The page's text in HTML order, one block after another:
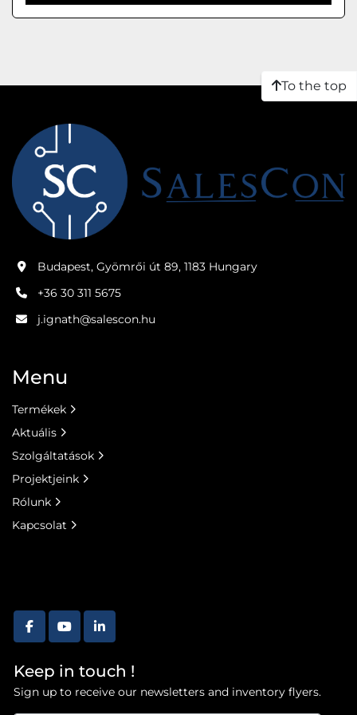
To the top
facebookyoutubelinkedin
Keep in touch !
Sign up to receive our newsletters and inventory flyers.
Budapest, Gyömrői út 89, 1183 Hungary
+36 30 311 5675
j.ignath@salescon.hu
Menu
Termékek
Aktuális
Szolgáltatások
Projektjeink
Rólunk
Kapcsolat